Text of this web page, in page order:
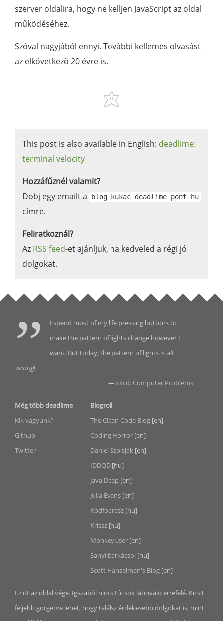
szerver oldalira, hogy ne kelljen JavaScript az oldal
működéséhez.
Szóval nagyjából ennyi. További kellemes olvasást
az elkövetkező 20 évre is.
This post is also available in English: deadlime:
terminal velocity
Hozzáfűznél valamit?
Dobj egy emailt a
blog kukac deadlime pont hu
címre.
Feliratkoznál?
Az RSS feed-et ajánljuk, ha kedveled a régi jó
dolgokat.
I spend most of my life pressing buttons to
make the pattern of lights change however I
want. But today, the pattern of lights is all
wrong!
—xkcd: Computer Problems
Még több deadlime
Kik vagyunk?
Github
Twitter
Blogroll
The Clean Code Blog [en]
Coding Horror [en]
Daniel Szpisjak [en]
IDDQD [hu]
Java Deep [en]
Julia Evans [en]
Kódfodrász [hu]
Krissz [hu]
MonkeyUser [en]
Sanyi barkácsol [hu]
Scott Hanselman's Blog [en]
Ez itt az oldal vége. Igazából nincs túl sok látnivaló errefelé. Kicsit
feljebb görgetve lehet, hogy találsz érdekesebb dolgokat is, mint